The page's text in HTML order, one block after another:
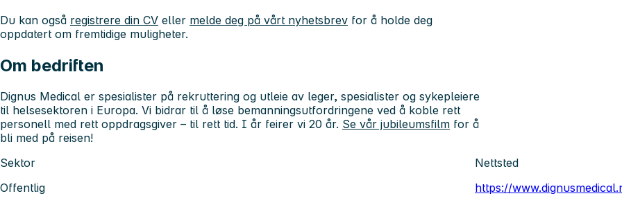
Du kan også registrere din CV eller melde deg på vårt nyhetsbrev for å holde deg
oppdatert om fremtidige muligheter.
Om bedriften
Dignus Medical er spesialister på rekruttering og utleie av leger, spesialister og sykepleiere
til helsesektoren i Europa. Vi bidrar til å løse bemanningsutfordringene ved å koble rett
personell med rett oppdragsgiver – til rett tid. I år feirer vi 20 år. Se vår jubileumsfilm for å
bli med på reisen!
Sektor
Offentlig
Nettsted
https://